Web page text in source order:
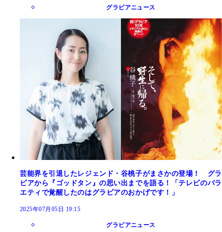
グラビアニュース
芸能界を引退したレジェンド・谷桃子がまさかの登場！ グラ
ビアから『ゴッドタン』の思い出までを語る！「テレビのバラ
エティで覚醒したのはグラビアのおかげです！」
2025年07月05日 19:15
グラビアニュース